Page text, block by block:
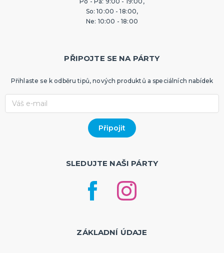
So: 10:00 - 18:00,
Ne: 10:00 - 18:00
PŘIPOJTE SE NA PÁRTY
Přihlaste se k odběru tipů, nových produktů a speciálních nabídek
SLEDUJTE NAŠI PÁRTY
ZÁKLADNÍ ÚDAJE